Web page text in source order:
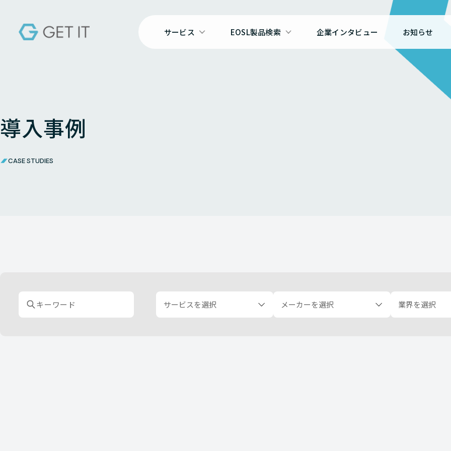
サービス EOSL製品検索 企業インタビュー お知らせ
導入事例
CASE STUDIES
サービスを選択 メーカーを選択 業界を選択